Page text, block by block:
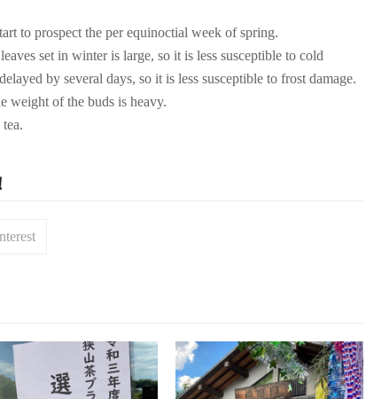
to prospect the per equinoctial week of spring.
set in winter is large, so it is less susceptible to cold
by several days, so it is less susceptible to frost damage.
weight of the buds is heavy.